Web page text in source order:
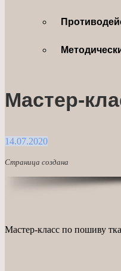
Мастер-
14.07.2020
Страница создана
Мастер-класс по пошиву